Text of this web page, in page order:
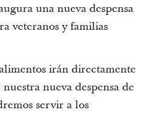
una nueva despensa
veteranos y familias
irán directamente
nuestra nueva despensa de
servir a los